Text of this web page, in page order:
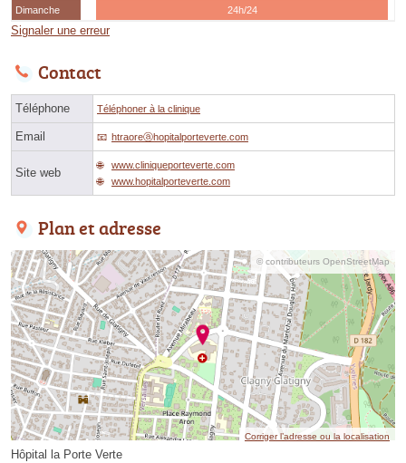
Dimanche
24h/24
Signaler une erreur
Contact
Téléphone Téléphoner à la clinique
Email htraoreⓐhopitalporteverte.com
Site web
www.cliniqueporteverte.com
www.hopitalporteverte.com
Plan et adresse
© contributeurs OpenStreetMap
Corriger l’adresse ou la localisation
Hôpital la Porte Verte